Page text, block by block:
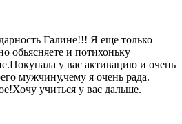
Галине!!! Я еще только
обьясняете и потихоньку
у вас активацию и очень
мужчину,чему я очень рада.
учиться у вас дальше.